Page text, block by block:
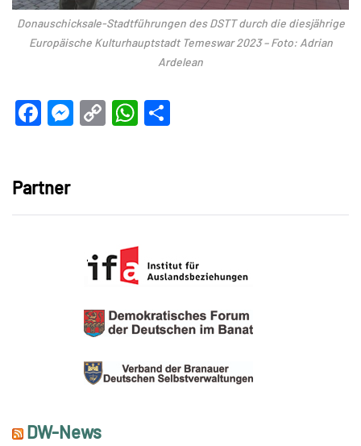
Donauschicksale-Stadtführungen des DSTT durch die diesjährige
Europäische Kulturhauptstadt Temeswar 2023 – Foto: Adrian
Ardelean
Facebook
Messenger
CopyWhatsApp
Partner
DW-News